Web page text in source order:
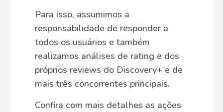
Para isso, assumimos a
responsabilidade de responder a
todos os usuários e também
realizamos análises de rating e dos
próprios reviews do Discovery+ e de
mais três concorrentes principais.
Confira com mais detalhes as ações